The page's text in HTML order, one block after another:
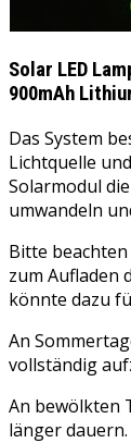
Solar LED
900mAh
Das System
Lichtquelle
Solarmodul
umwandeln
Bitte beachten
zum Aufladen
könnte dazu
An
vollständig
An bewölkten
länger dauern.